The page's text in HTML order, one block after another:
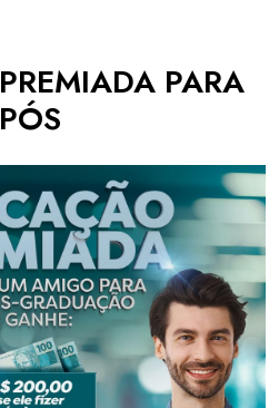
PARA
PÓS